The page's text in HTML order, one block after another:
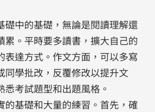
礎中的基礎，無論是閱讀理解還
累。平時要多讀書，擴大自己的
表達方式。作文方面，可以多寫
同學批改，反覆修改以提升文
考試題型和出題風格。
的基礎和大量的練習。首先，確